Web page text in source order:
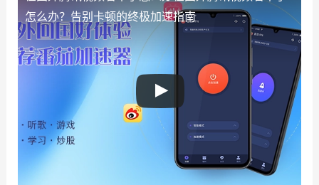
怎么办？告别卡顿的终极加速指南